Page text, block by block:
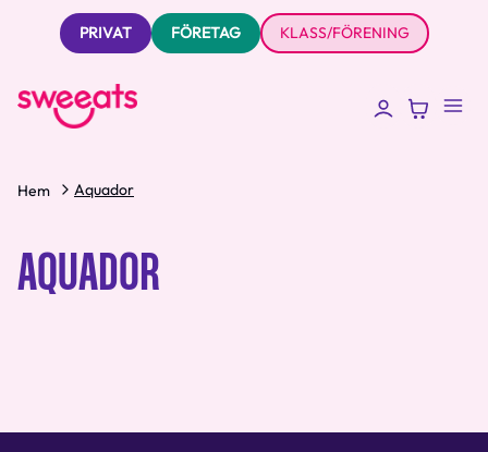
PRIVAT FÖRETAG KLASS/FÖRENING
Hem Aquador
AQUADOR